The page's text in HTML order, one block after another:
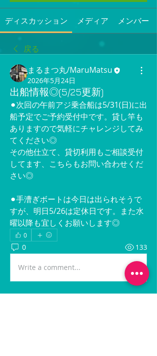
ディスカッション メディア メンバー
戻る
まるまつ丸/MaruMatsu
2026年5月24日
出船情報◎(5/25更新)
⚫︎次回の午前アジ乗合船は5/31(日)に出
船予定でご予約受付中です。貸し竿も
ありますので気軽にチャレンジしてみ
てください◎
その他仕立て、貸切利用もご相談受付
してます、こちらもお問い合わせくだ
さい◎
⚫︎手漕ぎボートは今日は出られそうで
すが、明日5/26は定休日です。また水
曜以降も宜しくお願いします◎
0
0 133
Write a comment...